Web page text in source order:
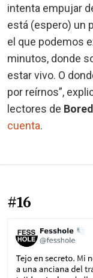
intenta empujar
está (espero) un
el que podemos
minutos, donde
estar vivo. O
por reírnos”,
lectores de
cuenta.
#16